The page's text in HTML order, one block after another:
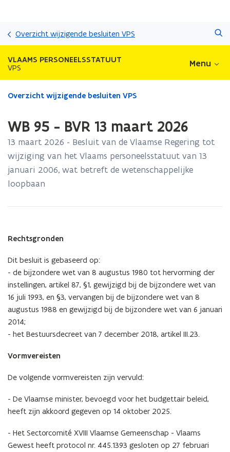
en
naar
Overzicht wijzigende besluiten VPS
VLAAMS PERSONEELSSTATUUT
VPS Menu
Gedaan
bevindt
op:
WB
2026
Overzicht wijzigende besluiten VPS
WB 95 - BVR 13 maart 2026
13 maart 2026 - Besluit van de Vlaamse Regering tot
wijziging van het Vlaams personeelsstatuut van 13
januari 2006, wat betreft de wetenschappelijke
loopbaan
Rechtsgronden
Dit besluit is gebaseerd op:
- de bijzondere wet van 8 augustus 1980 tot hervorming der
instellingen, artikel 87, §1, gewijzigd bij de bijzondere wet van
16 juli 1993, en §3, vervangen bij de bijzondere wet van 8
augustus 1988 en gewijzigd bij de bijzondere wet van 6 januari
2014;
- het Bestuursdecreet van 7 december 2018, artikel III.23.
Vormvereisten
De volgende vormvereisten zijn vervuld:
- De Vlaamse minister, bevoegd voor het budgettair beleid,
heeft zijn akkoord gegeven op 14 oktober 2025.
- Het Sectorcomité XVIII Vlaamse Gemeenschap - Vlaams
Gewest heeft protocol nr. 445.1393 gesloten op 27 februari